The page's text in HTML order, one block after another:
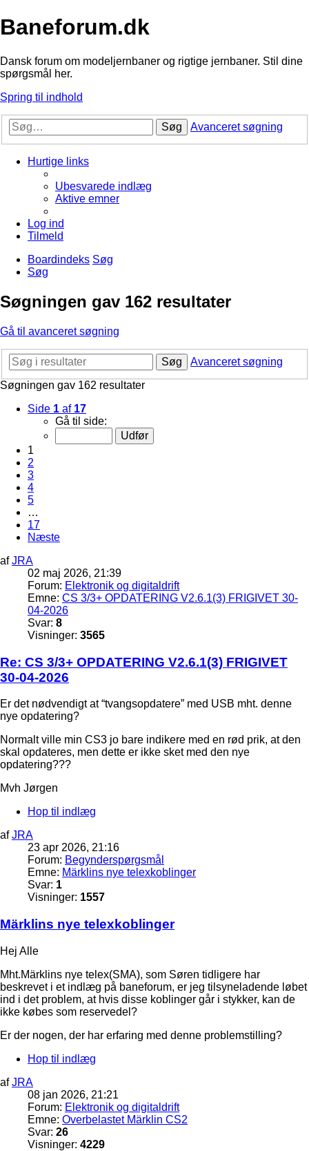
Baneforum.dk
Dansk forum om modeljernbaner og rigtige jernbaner. Stil dine
spørgsmål her.
Spring til indhold
Søg Avanceret søgning
Hurtige links
Ubesvarede indlæg
Aktive emner
Log ind
Tilmeld
Boardindeks Søg
Søg
Søgningen gav 162 resultater
Gå til avanceret søgning
Søg
Avanceret søgning
Søgningen gav 162 resultater
Side 1 af 17
Gå til side:
1
2
3
4
5
…
17
Næste
afJRA
02 maj 2026, 21:39
Forum: Elektronik og digitaldrift
Emne: CS 3/3+ OPDATERING V2.6.1(3) FRIGIVET 30-
04-2026
Svar: 8
Visninger: 3565
Re: CS 3/3+ OPDATERING V2.6.1(3) FRIGIVET
30-04-2026
Er det nødvendigt at “tvangsopdatere” med USB mht. denne
nye opdatering?
Normalt ville min CS3 jo bare indikere med en rød prik, at den
skal opdateres, men dette er ikke sket med den nye
opdatering???
Mvh Jørgen
Hop til indlæg
afJRA
23 apr 2026, 21:16
Forum: Begynderspørgsmål
Emne: Märklins nye telexkoblinger
Svar: 1
Visninger: 1557
Märklins nye telexkoblinger
Hej Alle
Mht.Märklins nye telex(SMA), som Søren tidligere har
beskrevet i et indlæg på baneforum, er jeg tilsyneladende løbet
ind i det problem, at hvis disse koblinger går i stykker, kan de
ikke købes som reservedel?
Er der nogen, der har erfaring med denne problemstilling?
Hop til indlæg
afJRA
08 jan 2026, 21:21
Forum: Elektronik og digitaldrift
Emne: Overbelastet Märklin CS2
Svar: 26
Visninger: 4229